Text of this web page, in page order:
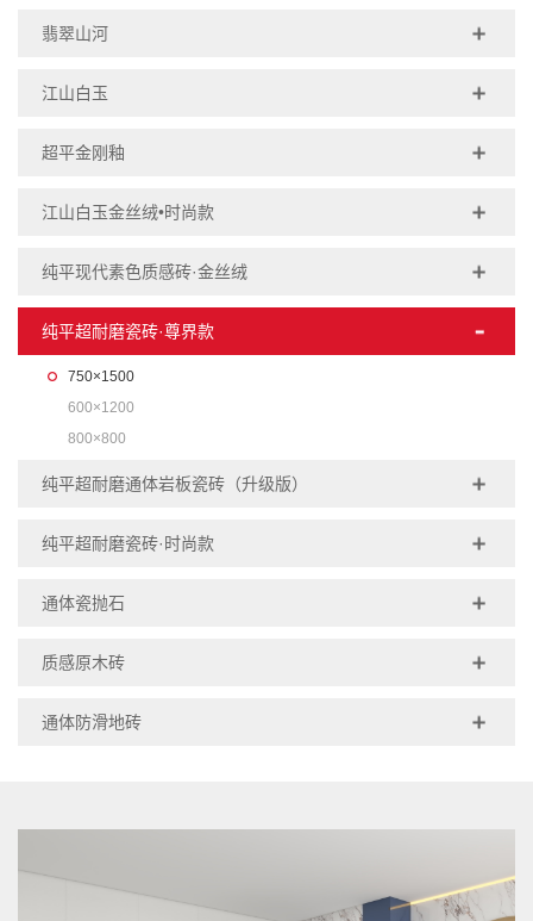
翡翠山河
江山白玉
超平金刚釉
江山白玉金丝绒•时尚款
纯平现代素色质感砖·金丝绒
纯平超耐磨瓷砖·尊界款
750×1500
600×1200
800×800
纯平超耐磨通体岩板瓷砖（升级版）
纯平超耐磨瓷砖·时尚款
通体瓷抛石
质感原木砖
通体防滑地砖